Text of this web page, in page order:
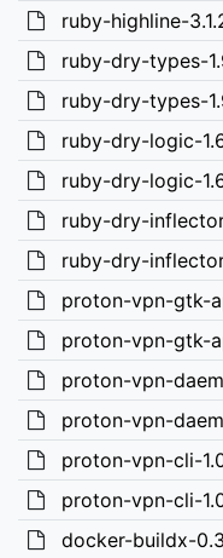
ruby-highline-
ruby-dry-types-
ruby-dry-types-
ruby-dry-logic-
ruby-dry-logic-
ruby-dry-
ruby-dry-
proton-vpn-gtk-
proton-vpn-gtk-
proton-vpn-
proton-vpn-
proton-vpn-cli-
proton-vpn-cli-
docker-buildx-